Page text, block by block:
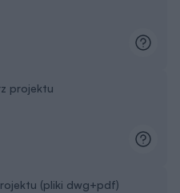
projektu
(pliki dwg+pdf)